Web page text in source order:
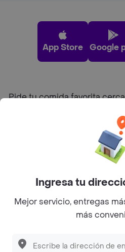
App Store Google
Pide tu comida favorita
Sobre Rappi
©2026Rappi Inc. All
Ingresa tu
Mejor servicio, entregas
más